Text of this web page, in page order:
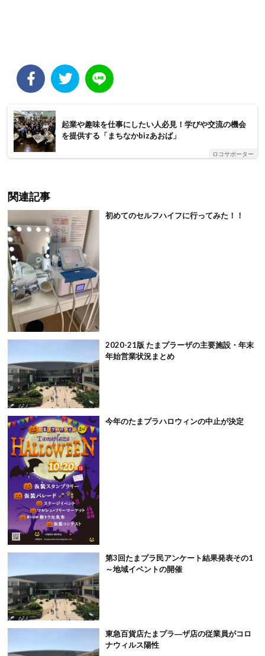
起業や趣味を仕事にしたい人必見！学びや交流の機会
を提供する「まちなかbizあおば」
ロコサポーター
関連記事
初めてのセルフハイフに行ってみた！！
2020-21版 たまプラーザの主要施設・年末
年始営業状況まとめ
今年のたまプラハロウィンの中止が決定
第3回たまプラ民アンケート結果発表その1
～地域イベントの開催
東急百貨店たまプラ―ザ店の従業員がコロ
ナウィルス陽性